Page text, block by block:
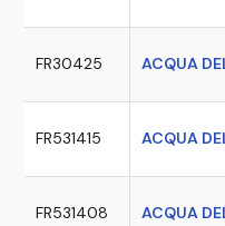
FR30425 ACQUA
FR531415 ACQUA
FR531408 ACQUA